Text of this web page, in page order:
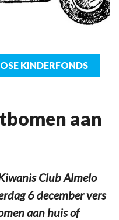
KINDERFONDS
aan
Club Almelo
6 december vers
aan huis of